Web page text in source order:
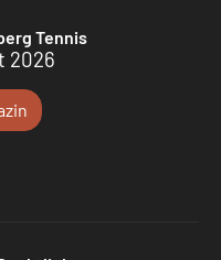
Tennis
2026